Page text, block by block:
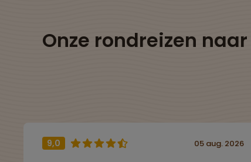
Onze rondreizen
9,0 05 aug. 2026